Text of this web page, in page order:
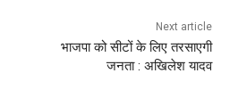
Next article
भाजपा को सीटों के लिए तरसाएगी
जनता : अखिलेश यादव